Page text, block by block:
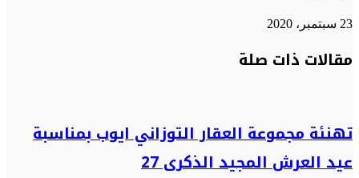
23 سبتمبر، 2020
عبر
البريد
مقالات ذات صلة
تهنئة مجموعة العقار التوزاني ايوب بمناسبة
عيد العرش المجيد الذكرى 27